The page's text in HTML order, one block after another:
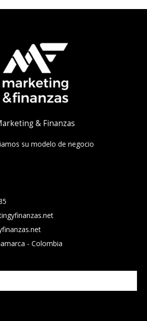
& Finanzas
su modelo de negocio
- Colombia